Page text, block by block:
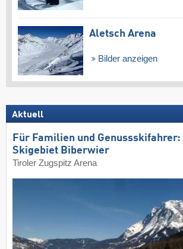
Aletsch Arena
Bilder anzeigen
Aktuell
Für Familien und Genussskifahrer:
Skigebiet Biberwier
Tiroler Zugspitz Arena